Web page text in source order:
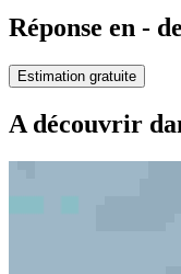
Réponse en -
Estimation gratuite
A découvrir